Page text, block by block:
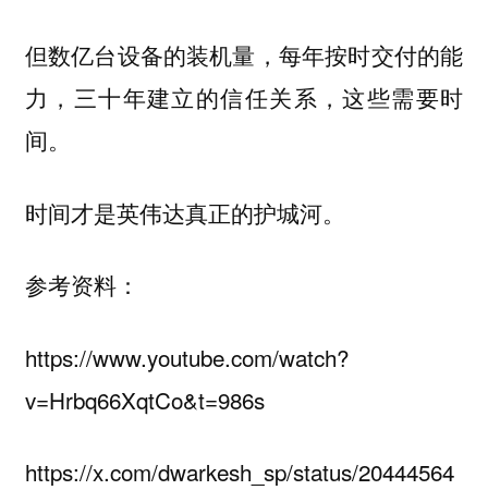
但数亿台设备的装机量，每年按时交付的能
力，三十年建立的信任关系，这些需要时
间。
时间才是英伟达真正的护城河。
参考资料：
https://www.youtube.com/watch?
v=Hrbq66XqtCo&t=986s
https://x.com/dwarkesh_sp/status/20444564